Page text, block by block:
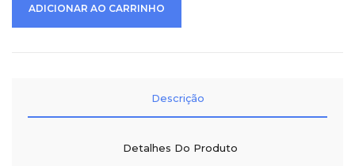
ADICIONAR AO CARRINHO
Descrição
Detalhes Do Produto